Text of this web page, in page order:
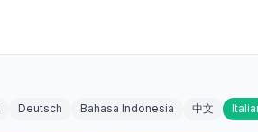
Deutsch Bahasa Indonesia 中文